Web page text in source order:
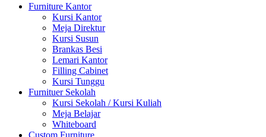
Furniture Kantor
Kursi Kantor
Meja Direktur
Kursi Susun
Brankas Besi
Lemari Kantor
Filling Cabinet
Kursi Tunggu
Furnituer Sekolah
Kursi Sekolah / Kursi Kuliah
Meja Belajar
Whiteboard
Custom Furniture